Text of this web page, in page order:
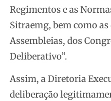
Regimentos e as
Sitraemg, bem como
Assembleias, dos
Deliberativo”.
Assim, a Diretoria
deliberação